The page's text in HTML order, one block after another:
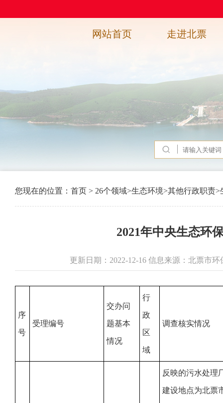
网站首页 走进北票
您现在的位置： 首页 > 26个领域>生态环境>其他行政职责>
2021年中央生态环
更新日期：2022-12-16 信息来源：北票市
序
号
受理编号
交办问
题基本
情况
行
政
区
域
调查核实情况
反映的污水处理
建设地点为北票